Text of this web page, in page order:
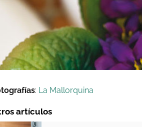
: La Mallorquina
artículos